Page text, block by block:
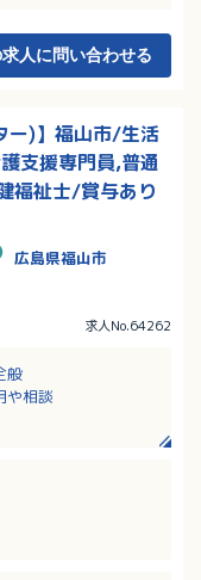
人に問い合わせる
ー)】福山市/生活
支援専門員,普通
福祉士/賞与あり
広島県福山市
求人No.64262
般
や相談